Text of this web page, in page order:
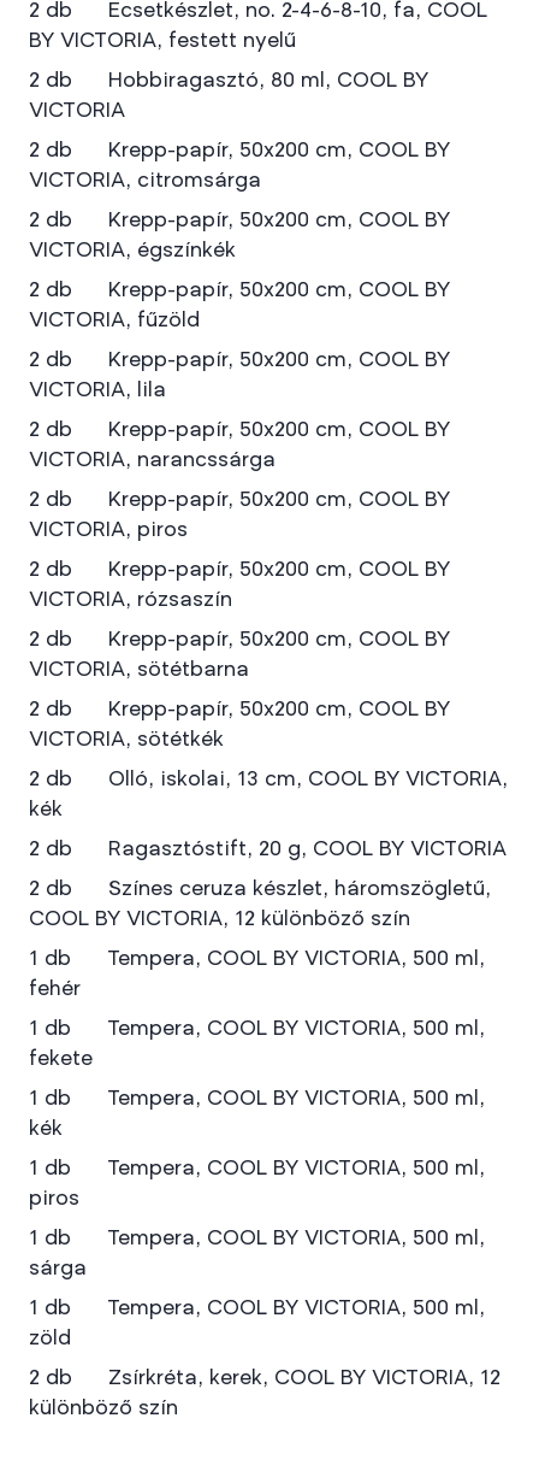
2 db Ecsetkészlet, no. 2-4-6-8-10, fa, COOL
BY VICTORIA, festett nyelű
2 db Hobbiragasztó, 80 ml, COOL BY
VICTORIA
2 db Krepp-papír, 50x200 cm, COOL BY
VICTORIA, citromsárga
2 db Krepp-papír, 50x200 cm, COOL BY
VICTORIA, égszínkék
2 db Krepp-papír, 50x200 cm, COOL BY
VICTORIA, fűzöld
2 db Krepp-papír, 50x200 cm, COOL BY
VICTORIA, lila
2 db Krepp-papír, 50x200 cm, COOL BY
VICTORIA, narancssárga
2 db Krepp-papír, 50x200 cm, COOL BY
VICTORIA, piros
2 db Krepp-papír, 50x200 cm, COOL BY
VICTORIA, rózsaszín
2 db Krepp-papír, 50x200 cm, COOL BY
VICTORIA, sötétbarna
2 db Krepp-papír, 50x200 cm, COOL BY
VICTORIA, sötétkék
2 db Olló, iskolai, 13 cm, COOL BY VICTORIA,
kék
2 db Ragasztóstift, 20 g, COOL BY VICTORIA
2 db Színes ceruza készlet, háromszögletű,
COOL BY VICTORIA, 12 különböző szín
1 db Tempera, COOL BY VICTORIA, 500 ml,
fehér
1 db Tempera, COOL BY VICTORIA, 500 ml,
fekete
1 db Tempera, COOL BY VICTORIA, 500 ml,
kék
1 db Tempera, COOL BY VICTORIA, 500 ml,
piros
1 db Tempera, COOL BY VICTORIA, 500 ml,
sárga
1 db Tempera, COOL BY VICTORIA, 500 ml,
zöld
2 db Zsírkréta, kerek, COOL BY VICTORIA, 12
különböző szín